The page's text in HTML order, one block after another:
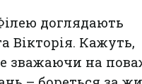
доглядають
Вікторія. Кажуть,
зважаючи на